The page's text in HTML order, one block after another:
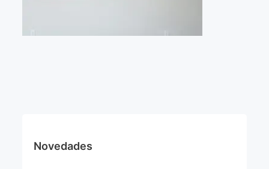
Expositions
¡VIVE Molière! Un hommage latino-américain à
Molière 2022
Novedades